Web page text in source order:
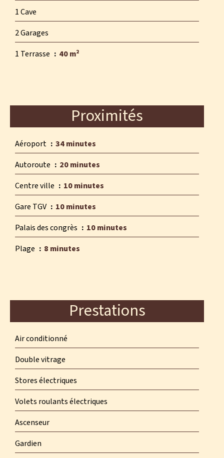
1 Cave
2 Garages
1 Terrasse
40 m²
Proximités
Aéroport
34 minutes
Autoroute
20 minutes
Centre ville
10 minutes
Gare TGV
10 minutes
Palais des congrès
10 minutes
Plage
8 minutes
Prestations
Air conditionné
Double vitrage
Stores électriques
Volets roulants électriques
Ascenseur
Gardien